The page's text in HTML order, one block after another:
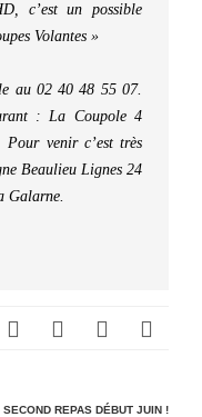
c’est un possible
Volantes »
au 02 40 48 55 07.
: La Coupole 4
venir c’est très
Beaulieu Lignes 24
Galarne.
SECOND REPAS DÉBUT JUIN !